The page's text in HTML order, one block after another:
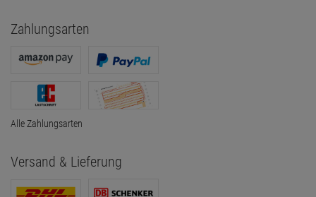
Zahlungsarten
Alle Zahlungsarten
Versand & Lieferung